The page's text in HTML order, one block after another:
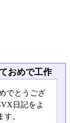
おめで工作
でとうござ
日記をよ
。